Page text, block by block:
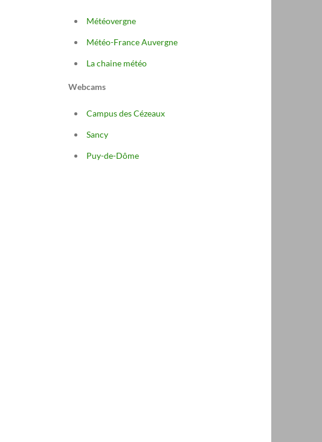
Météovergne
Météo-France Auvergne
La chaine météo
Webcams
Campus des Cézeaux
Sancy
Puy-de-Dôme